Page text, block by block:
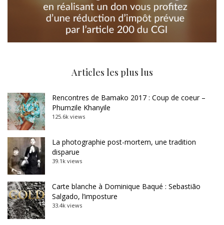
Articles les plus lus
Rencontres de Bamako 2017 : Coup de coeur –
Phumzile Khanyile
125.6k views
La photographie post-mortem, une tradition
disparue
39.1k views
Carte blanche à Dominique Baqué : Sebastião
Salgado, l’imposture
33.4k views